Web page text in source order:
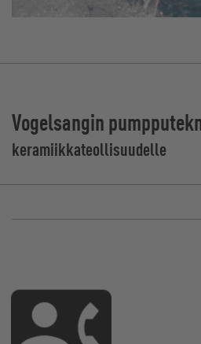
Vogelsangin
keramiikkateollisuudelle